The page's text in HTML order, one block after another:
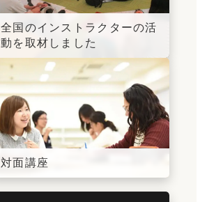
全国のインストラクターの活
動を取材しました
対面講座